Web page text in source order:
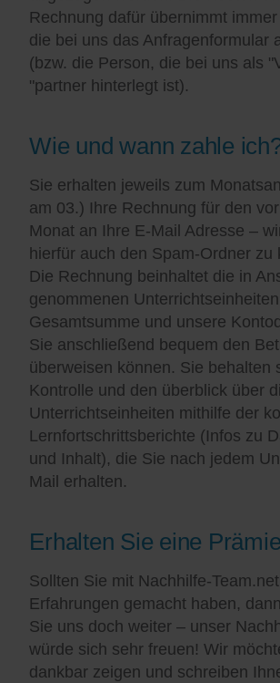
Rechnung dafür übernimmt
die bei uns das Anfragenformular
(bzw. die Person, die bei uns als
"partner hinterlegt ist).
Wie und wann zahle
Sie erhalten jeweils zum
am 03.) Ihre Rechnung für den
Monat an Ihre E-Mail Adresse –
hierfür auch den Spam-Ordner zu
Die Rechnung beinhaltet die in
genommenen
Gesamtsumme und unsere
Sie anschließend bequem den
überweisen können. Sie behalten
Kontrolle und den überblick über
Unterrichtseinheiten mithilfe der
Lernfortschrittsberichte (Infos zu
und Inhalt), die Sie nach jedem
Mail erhalten.
Erhalten Sie eine
Sollten Sie mit Nachhilfe-
Erfahrungen gemacht haben,
Sie uns doch weiter – unser
würde sich sehr freuen! Wir
dankbar zeigen und schreiben